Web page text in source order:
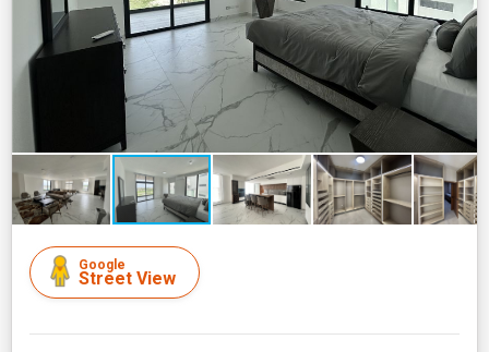
Google
Street View